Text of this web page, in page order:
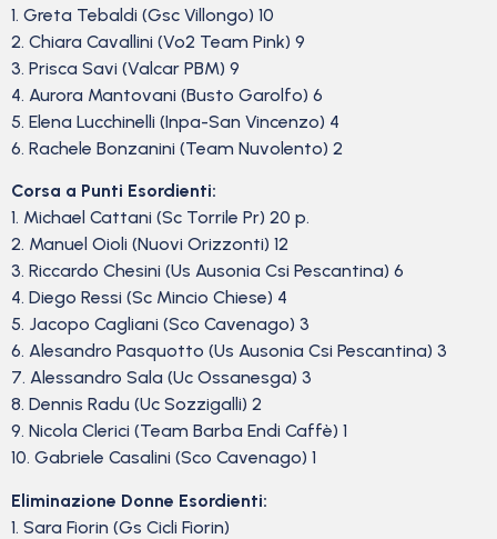
1. Greta Tebaldi (Gsc Villongo) 10
2. Chiara Cavallini (Vo2 Team Pink) 9
3. Prisca Savi (Valcar PBM) 9
4. Aurora Mantovani (Busto Garolfo) 6
5. Elena Lucchinelli (Inpa-San Vincenzo) 4
6. Rachele Bonzanini (Team Nuvolento) 2
Corsa a Punti Esordienti:
1. Michael Cattani (Sc Torrile Pr) 20 p.
2. Manuel Oioli (Nuovi Orizzonti) 12
3. Riccardo Chesini (Us Ausonia Csi Pescantina) 6
4. Diego Ressi (Sc Mincio Chiese) 4
5. Jacopo Cagliani (Sco Cavenago) 3
6. Alesandro Pasquotto (Us Ausonia Csi Pescantina) 3
7. Alessandro Sala (Uc Ossanesga) 3
8. Dennis Radu (Uc Sozzigalli) 2
9. Nicola Clerici (Team Barba Endi Caffè) 1
10. Gabriele Casalini (Sco Cavenago) 1
Eliminazione Donne Esordienti:
1. Sara Fiorin (Gs Cicli Fiorin)